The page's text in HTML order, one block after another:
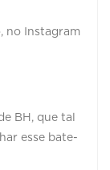
no Instagram
BH, que tal
esse bate-